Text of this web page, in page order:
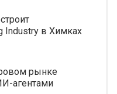
Industry в Химках
рынке
агентами